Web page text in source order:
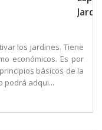
los jardines. Tiene
económicos. Es por
básicos de la
podrá adqui...